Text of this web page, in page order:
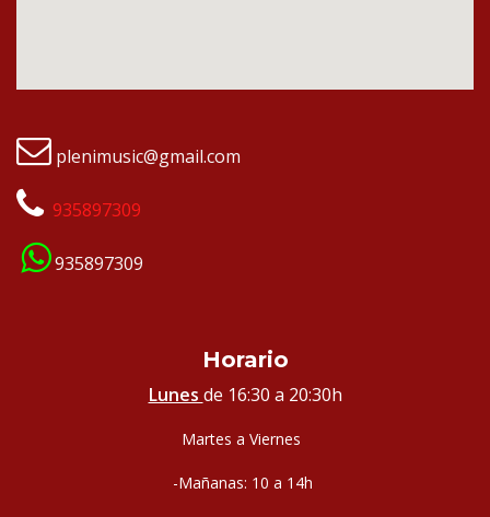
plenimusic@gmail.com
935897309
935897309
Horario
Lunes de 16:30 a 20:30h
Martes a Viernes
-Mañanas: 10 a 14h